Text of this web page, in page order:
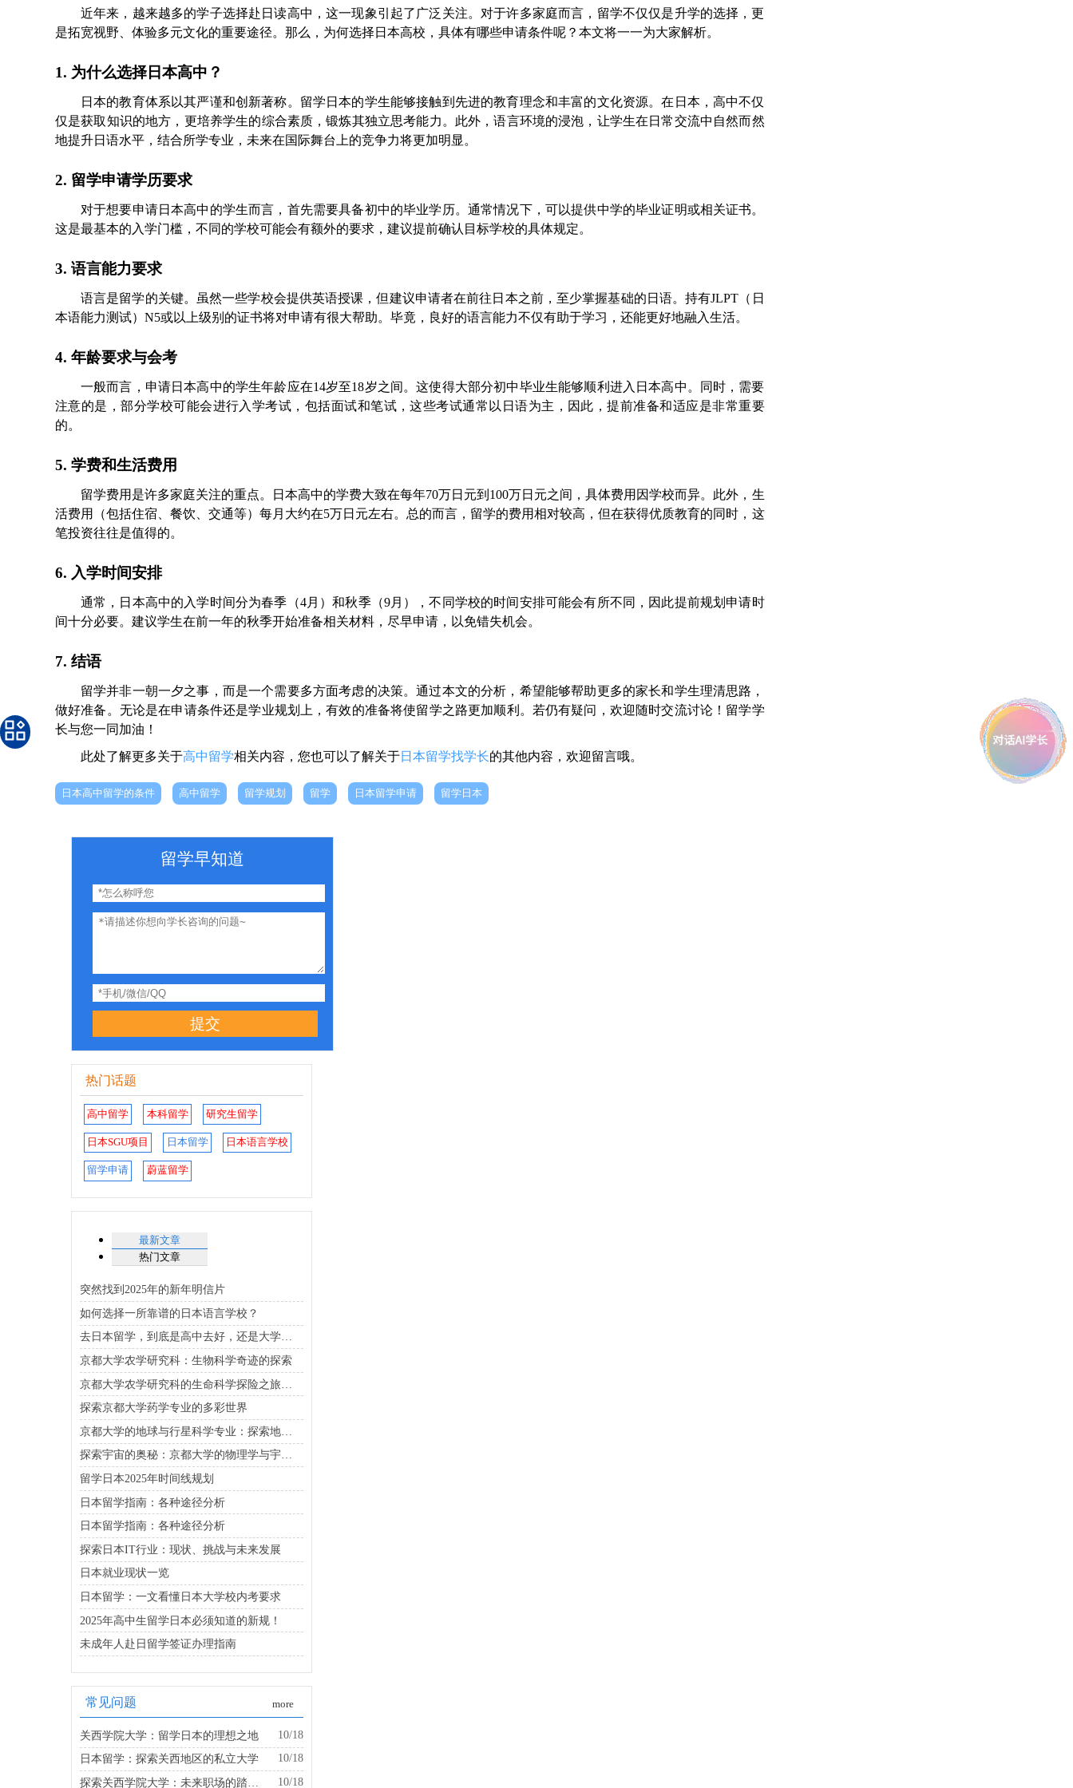
近年来，越来越多的学子选择赴日读高中，这一现象引起了广泛关注。对于许多家庭而言，留学不仅仅是升学的选择，更
是拓宽视野、体验多元文化的重要途径。那么，为何选择日本高校，具体有哪些申请条件呢？本文将一一为大家解析。
1. 为什么选择日本高中？
日本的教育体系以其严谨和创新著称。留学日本的学生能够接触到先进的教育理念和丰富的文化资源。在日本，高中不仅
仅是获取知识的地方，更培养学生的综合素质，锻炼其独立思考能力。此外，语言环境的浸泡，让学生在日常交流中自然而然
地提升日语水平，结合所学专业，未来在国际舞台上的竞争力将更加明显。
2. 留学申请学历要求
对于想要申请日本高中的学生而言，首先需要具备初中的毕业学历。通常情况下，可以提供中学的毕业证明或相关证书。
这是最基本的入学门槛，不同的学校可能会有额外的要求，建议提前确认目标学校的具体规定。
3. 语言能力要求
语言是留学的关键。虽然一些学校会提供英语授课，但建议申请者在前往日本之前，至少掌握基础的日语。持有JLPT（日
本语能力测试）N5或以上级别的证书将对申请有很大帮助。毕竟，良好的语言能力不仅有助于学习，还能更好地融入生活。
4. 年龄要求与会考
一般而言，申请日本高中的学生年龄应在14岁至18岁之间。这使得大部分初中毕业生能够顺利进入日本高中。同时，需要
注意的是，部分学校可能会进行入学考试，包括面试和笔试，这些考试通常以日语为主，因此，提前准备和适应是非常重要
的。
5. 学费和生活费用
留学费用是许多家庭关注的重点。日本高中的学费大致在每年70万日元到100万日元之间，具体费用因学校而异。此外，生
活费用（包括住宿、餐饮、交通等）每月大约在5万日元左右。总的而言，留学的费用相对较高，但在获得优质教育的同时，这
笔投资往往是值得的。
6. 入学时间安排
通常，日本高中的入学时间分为春季（4月）和秋季（9月），不同学校的时间安排可能会有所不同，因此提前规划申请时
间十分必要。建议学生在前一年的秋季开始准备相关材料，尽早申请，以免错失机会。
7. 结语
留学并非一朝一夕之事，而是一个需要多方面考虑的决策。通过本文的分析，希望能够帮助更多的家长和学生理清思路，
做好准备。无论是在申请条件还是学业规划上，有效的准备将使留学之路更加顺利。若仍有疑问，欢迎随时交流讨论！留学学
长与您一同加油！
此处了解更多关于高中留学相关内容，您也可以了解关于日本留学找学长的其他内容，欢迎留言哦。
日本高中留学的条件 高中留学 留学规划 留学 日本留学申请 留学日本
留学早知道
提交
热门话题
高中留学 本科留学 研究生留学
日本SGU项目 日本留学 日本语言学校
留学申请 蔚蓝留学
最新文章
热门文章
突然找到2025年的新年明信片
如何选择一所靠谱的日本语言学校？
去日本留学，到底是高中去好，还是大学去好？
京都大学农学研究科：生物科学奇迹的探索
探索京都大学药学专业的多彩世界
探索宇宙的奥秘：京都大学的物理学与宇宙物理学专业
留学日本2025年时间线规划
日本留学指南：各种途径分析
日本留学指南：各种途径分析
探索日本IT行业：现状、挑战与未来发展
日本就业现状一览
日本留学：一文看懂日本大学校内考要求
2025年高中生留学日本必须知道的新规！
未成年人赴日留学签证办理指南
常见问题 more
关西学院大学：留学日本的理想之地
10/18
日本留学：探索关西地区的私立大学
10/18
10/18